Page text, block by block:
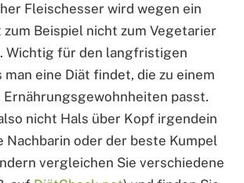
Fleischesser wird wegen ein
Beispiel nicht zum Vegetarier
Wichtig für den langfristigen
eine Diät findet, die zu einem
Ernährungsgewohnheiten passt.
nicht Hals über Kopf irgendein
Nachbarin oder der beste Kumpel
vergleichen Sie verschiedene